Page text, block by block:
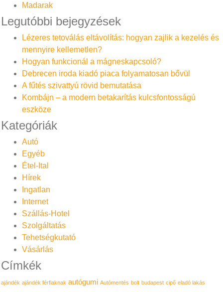
Madarak
Legutóbbi bejegyzések
Lézeres tetoválás eltávolítás: hogyan zajlik a kezelés és
mennyire kellemetlen?
Hogyan funkcionál a mágneskapcsoló?
Debrecen iroda kiadó piaca folyamatosan bővül
A fűtés szivattyú rövid bemutatása
Kombájn – a modern betakarítás kulcsfontosságú
eszköze
Kategóriák
Autó
Egyéb
Étel-Ital
Hírek
Ingatlan
Internet
Szállás-Hotel
Szolgáltatás
Tehetségkutató
Vásárlás
Címkék
ajándék ajándék férfiaknak autógumi Autómentés bolt budapest cipő eladó lakás